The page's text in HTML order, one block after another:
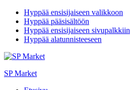
Hyppää ensisijaiseen valikkoon
Hyppää pääsisältöön
Hyppää ensisijaiseen sivupalkkiin
Hyppää alatunnisteeseen
SP Market